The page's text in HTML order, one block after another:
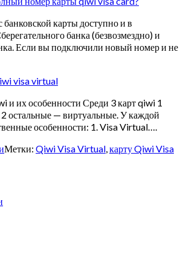
карты доступно и в
банка (безвозмездно) и
Если вы подключили новый номер и не
visa virtual
и их особенности Среди 3 карт qiwi 1
2 остальные — виртуальные. У каждой
особенности: 1. Visa Virtual….
Метки: Qiwi Visa Virtual карту Qiwi Visa